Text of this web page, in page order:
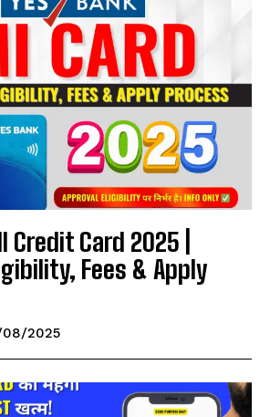
Credit Card 2025 |
Fees & Apply
08/2025